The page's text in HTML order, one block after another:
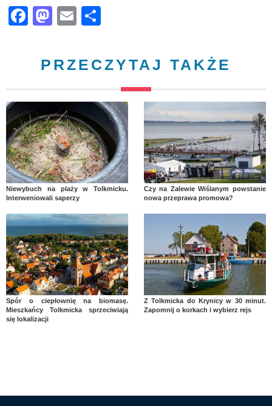
Facebook
Mastodon
Email
PRZECZYTAJ TAKŻE
Niewybuch na plaży w Tolkmicku.
Interweniowali saperzy
Czy na Zalewie Wiślanym powstanie
nowa przeprawa promowa?
Spór o ciepłownię na biomasę.
Mieszkańcy Tolkmicka sprzeciwiają
się lokalizacji
Z Tolkmicka do Krynicy w 30 minut.
Zapomnij o korkach i wybierz rejs